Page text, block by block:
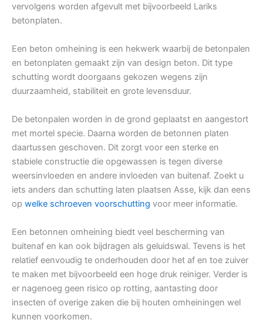
vervolgens worden afgevult met bijvoorbeeld Lariks
betonplaten.
Een beton omheining is een hekwerk waarbij de betonpalen
en betonplaten gemaakt zijn van design beton. Dit type
schutting wordt doorgaans gekozen wegens zijn
duurzaamheid, stabiliteit en grote levensduur.
De betonpalen worden in de grond geplaatst en aangestort
met mortel specie. Daarna worden de betonnen platen
daartussen geschoven. Dit zorgt voor een sterke en
stabiele constructie die opgewassen is tegen diverse
weersinvloeden en andere invloeden van buitenaf. Zoekt u
iets anders dan schutting laten plaatsen Asse, kijk dan eens
op welke schroeven voorschutting voor meer informatie.
Een betonnen omheining biedt veel bescherming van
buitenaf en kan ook bijdragen als geluidswal. Tevens is het
relatief eenvoudig te onderhouden door het af en toe zuiver
te maken met bijvoorbeeld een hoge druk reiniger. Verder is
er nagenoeg geen risico op rotting, aantasting door
insecten of overige zaken die bij houten omheiningen wel
kunnen voorkomen.